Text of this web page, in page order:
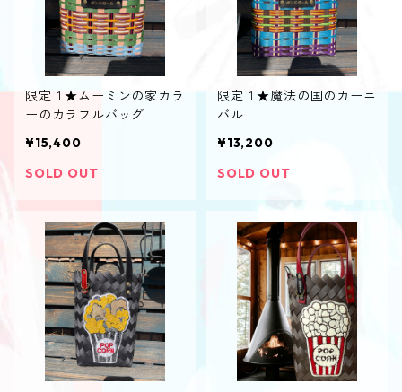
限定１★ムーミンの家カラ
ーのカラフルバッグ
¥15,400
SOLD OUT
限定１★魔法の国のカーニ
バル
¥13,200
SOLD OUT